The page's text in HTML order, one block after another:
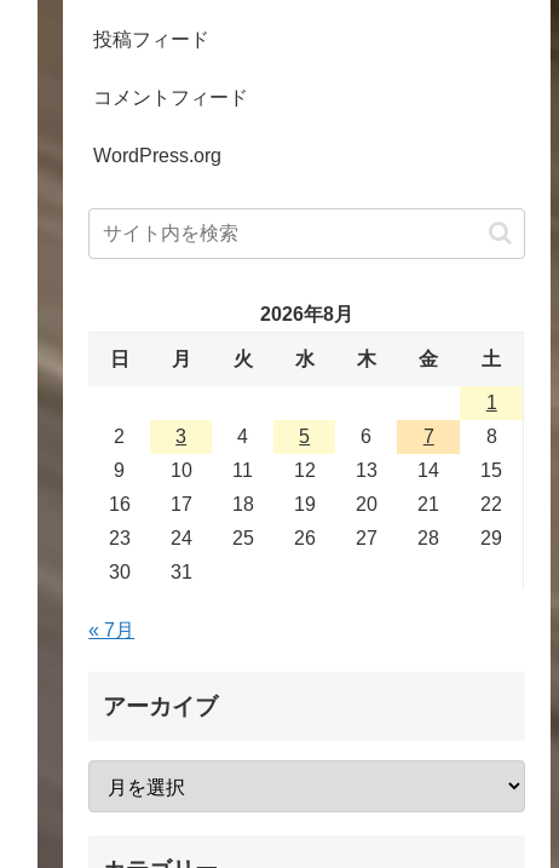
投稿フィード
コメントフィード
WordPress.org
2026年8月
日 月 火 水 木 金 土
1
2
3 4 5 6 7
8
9
10 11 12 13 14
15
16
17 18 19 20 21
22
23
24 25 26 27 28
29
30
31
« 7月
アーカイブ